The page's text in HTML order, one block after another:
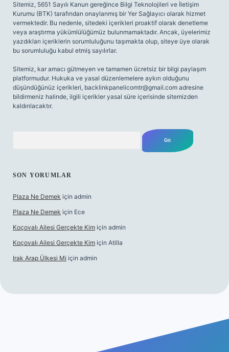
Sitemiz, 5651 Sayılı Kanun gereğince Bilgi Teknolojileri ve İletişim
Kurumu (BTK) tarafından onaylanmış bir Yer Sağlayıcı olarak hizmet
vermektedir. Bu nedenle, sitedeki içerikleri proaktif olarak denetleme
veya araştırma yükümlülüğümüz bulunmamaktadır. Ancak, üyelerimiz
yazdıkları içeriklerin sorumluluğunu taşımakta olup, siteye üye olarak
bu sorumluluğu kabul etmiş sayılırlar.
Sitemiz, kar amacı gütmeyen ve tamamen ücretsiz bir bilgi paylaşım
platformudur. Hukuka ve yasal düzenlemelere aykırı olduğunu
düşündüğünüz içerikleri, backlinkpanelicomtr@gmail.com adresine
bildirmeniz halinde, ilgili içerikler yasal süre içerisinde sitemizden
kaldırılacaktır.
SON YORUMLAR
Plaza Ne Demek için admin
Plaza Ne Demek için Ece
Koçovalı Ailesi Gerçekte Kim için admin
Koçovalı Ailesi Gerçekte Kim için Atilla
Irak Arap Ülkesi Mi için admin